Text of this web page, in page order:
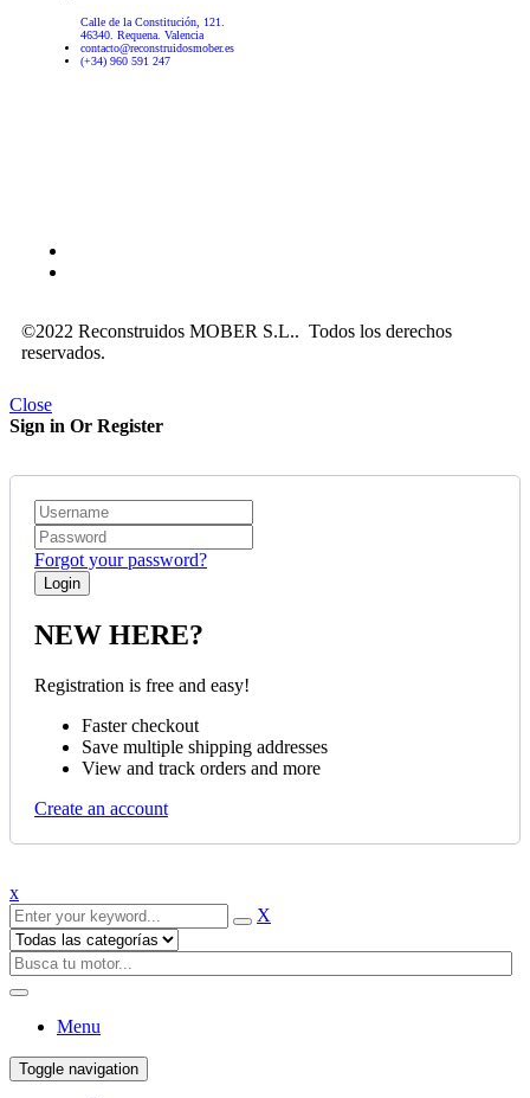
Calle de la Constitución, 121.
46340. Requena. Valencia
contacto@reconstruidosmober.es
(+34) 960 591 247
©2022 Reconstruidos MOBER S.L.. Todos los derechos
reservados.
Close
Sign in Or Register
Forgot your password?
NEW HERE?
Registration is free and easy!
Faster checkout
Save multiple shipping addresses
View and track orders and more
Create an account
x
X
Menu
Toggle navigation